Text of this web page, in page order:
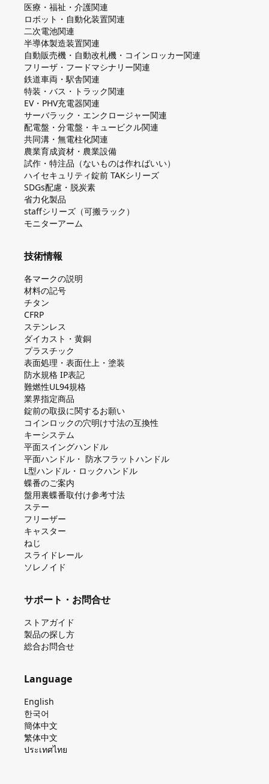
医療・福祉・介護関連
ロボット・自動化装置関連
二次電池関連
半導体製造装置関連
自動販売機・自動改札機・コインロッカー関連
フリーザ・フードマシナリー関連
鉄道車両・駅舎関連
特装・バス・トラック関連
EV・PHV充電器関連
サーバラック・エンクロージャー関連
配電盤・分電盤・キュービクル関連
共同溝・無電柱化関連
農業育成資材・農業設備
試作・特注品（ないものは作ればいい）
ハイセキュリティ錠前 TAKシリーズ
SDGs配慮・脱炭素
省力化製品
staffシリーズ（可搬ラック）
モニターアーム
技術情報
各マークの説明
材料の記号
チタン
CFRP
ステンレス
ダイカスト・⻩銅
プラスチック
表面処理・表面仕上・塗装
防⽔規格 IP表記
難燃性UL94規格
業界指定商品
錠前の取扱に関するお願い
コインロックの⽳明け⼨法の互換性
キーシステム
平⾯スイングハンドル
平⾯ハンドル・ 防⽔フラットハンドル
L型ハンドル・ロックハンドル
蝶番のご案内
盤⽤裏蝶番取付け参考⼨法
ステー
フリーザー
キャスター
ねじ
スライドレール
ソレノイド
サポート・お問合せ
ストアガイド
製品の探し⽅
総合お問合せ
Language
English
한국어
簡体中文
繁体中文
ประเทศไทย